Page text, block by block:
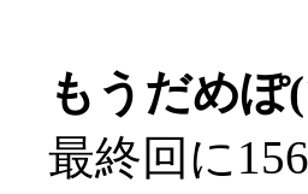
もうだめぽ
最終回に